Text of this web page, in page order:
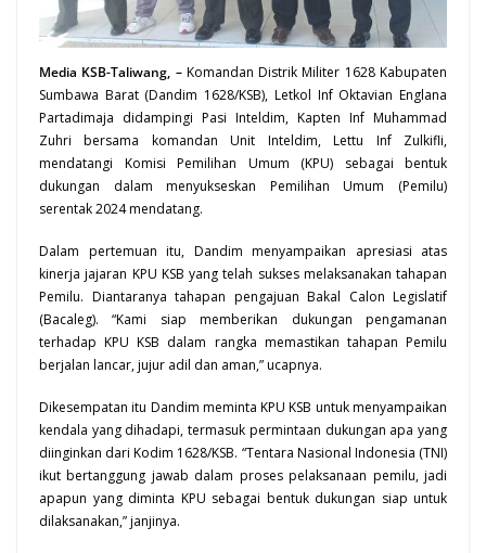
Media KSB-Taliwang, – Komandan Distrik Militer 1628 Kabupaten
Sumbawa Barat (Dandim 1628/KSB), Letkol Inf Oktavian Englana
Partadimaja didampingi Pasi Inteldim, Kapten Inf Muhammad
Zuhri bersama komandan Unit Inteldim, Lettu Inf Zulkifli,
mendatangi Komisi Pemilihan Umum (KPU) sebagai bentuk
dukungan dalam menyukseskan Pemilihan Umum (Pemilu)
serentak 2024 mendatang.
Dalam pertemuan itu, Dandim menyampaikan apresiasi atas
kinerja jajaran KPU KSB yang telah sukses melaksanakan tahapan
Pemilu. Diantaranya tahapan pengajuan Bakal Calon Legislatif
(Bacaleg). “Kami siap memberikan dukungan pengamanan
terhadap KPU KSB dalam rangka memastikan tahapan Pemilu
berjalan lancar, jujur adil dan aman,” ucapnya.
Dikesempatan itu Dandim meminta KPU KSB untuk menyampaikan
kendala yang dihadapi, termasuk permintaan dukungan apa yang
diinginkan dari Kodim 1628/KSB. “Tentara Nasional Indonesia (TNI)
ikut bertanggung jawab dalam proses pelaksanaan pemilu, jadi
apapun yang diminta KPU sebagai bentuk dukungan siap untuk
dilaksanakan,” janjinya.